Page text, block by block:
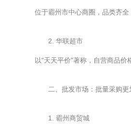
位于霸州市中心商圈，品类齐
2. 华联超市
以"天天平价"著称，自营商品价
二、批发市场：批量采购更
1. 霸州商贸城